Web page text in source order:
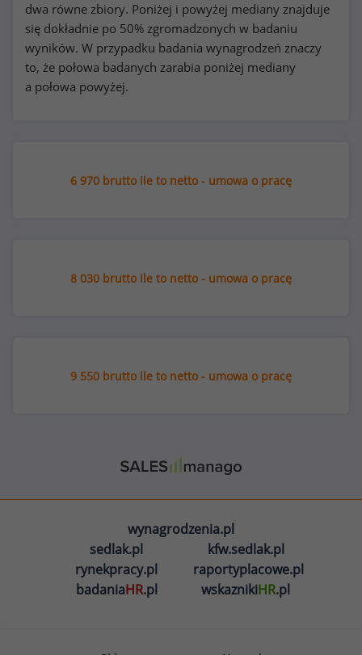
dwa równe zbiory. Poniżej i powyżej mediany znajduje
się dokładnie po 50% zgromadzonych w badaniu
wyników. W przypadku badania wynagrodzeń znaczy
to, że połowa badanych zarabia poniżej mediany
a połowa powyżej.
6 970 brutto ile to netto - umowa o pracę
8 030 brutto ile to netto - umowa o pracę
9 550 brutto ile to netto - umowa o pracę
wynagrodzenia.pl
sedlak.pl
kfw.sedlak.pl
rynekpracy.pl
raportyplacowe.pl
badaniaHR.pl wskaznikiHR.pl